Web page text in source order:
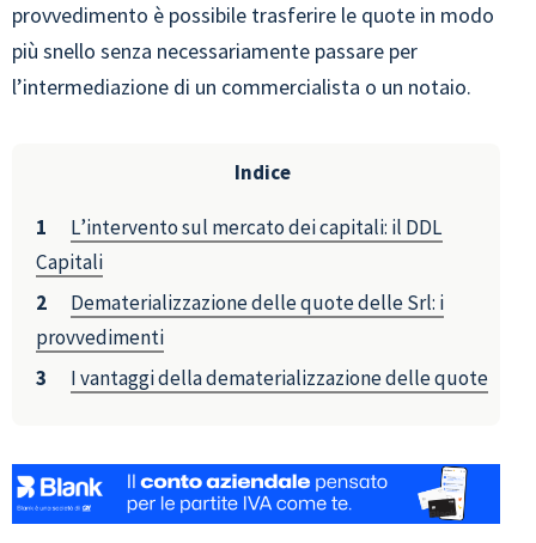
provvedimento è possibile trasferire le quote in modo
più snello senza necessariamente passare per
l’intermediazione di un commercialista o un notaio.
Indice
L’intervento sul mercato dei capitali: il DDL
Capitali
Dematerializzazione delle quote delle Srl: i
provvedimenti
I vantaggi della dematerializzazione delle quote